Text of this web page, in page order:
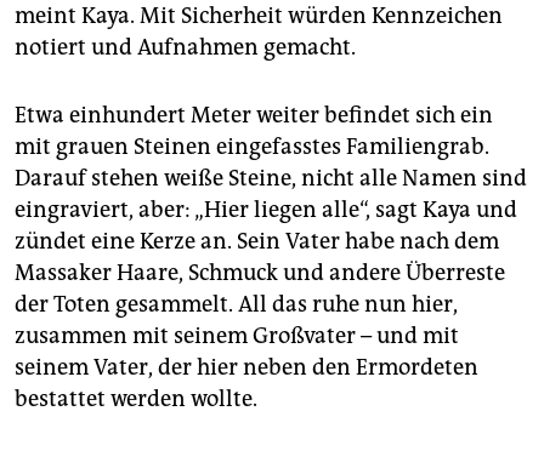
meint Kaya. Mit Sicherheit würden Kennzeichen
notiert und Aufnahmen gemacht.
Etwa einhundert Meter weiter befindet sich ein
mit grauen Steinen eingefasstes Familiengrab.
Darauf stehen weiße Steine, nicht alle Namen sind
eingraviert, aber: „Hier liegen alle“, sagt Kaya und
zündet eine Kerze an. Sein Vater habe nach dem
Massaker Haare, Schmuck und andere Überreste
der Toten gesammelt. All das ruhe nun hier,
zusammen mit seinem Großvater – und mit
seinem Vater, der hier neben den Ermordeten
bestattet werden wollte.